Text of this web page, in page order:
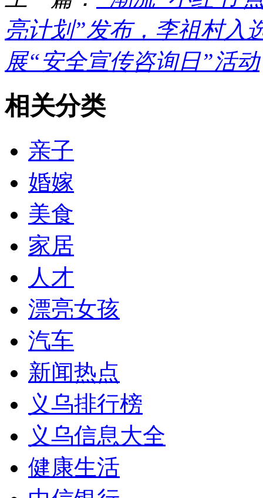
亮计划”发布，李祖村入
展“安全宣传咨询日”活动
相关分类
亲子
婚嫁
美食
家居
人才
漂亮女孩
汽车
新闻热点
义乌排行榜
义乌信息大全
健康生活